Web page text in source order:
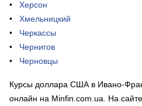
Херсон
Хмельницкий
Черкассы
Чернигов
Черновцы
Курсы доллара США в Ивано-
онлайн на Minfin.com.ua. На